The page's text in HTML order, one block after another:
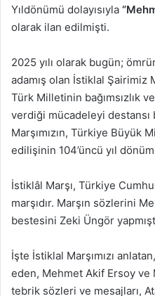
Yıldönümü dolayısıyla
olarak ilan edilmişti.
2025 yılı olarak bugün;
adamış olan İstiklal Şairimiz
Türk Milletinin bağımsızlık
verdiği mücadeleyi destansı
Marşımızın, Türkiye Büyük
edilişinin 104’üncü yıl
İstiklâl Marşı, Türkiye
marşıdır. Marşın sözlerini
bestesini Zeki Üngör
İşte İstiklal Marşımızı
eden, Mehmet Akif Ersoy ve
tebrik sözleri ve mesajları,